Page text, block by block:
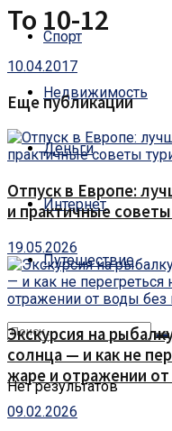
Спорт
Недвижимость
Деньги
Интернет
Путешествие
Нет результатов
To 10-12
10.04.2017
Еще публикации
Отпуск в Европе:
и практичные
19.05.2026
Экскурсия на
солнца — и как не
жаре и отражении
09.02.2026